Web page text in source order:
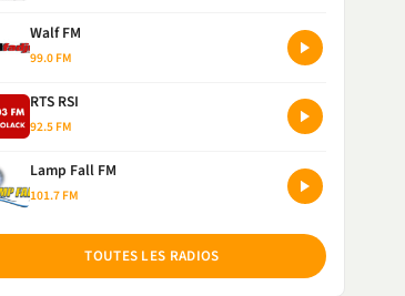
Walf FM
99.0 FM
RTS RSI
92.5 FM
Lamp Fall FM
101.7 FM
TOUTES LES RADIOS